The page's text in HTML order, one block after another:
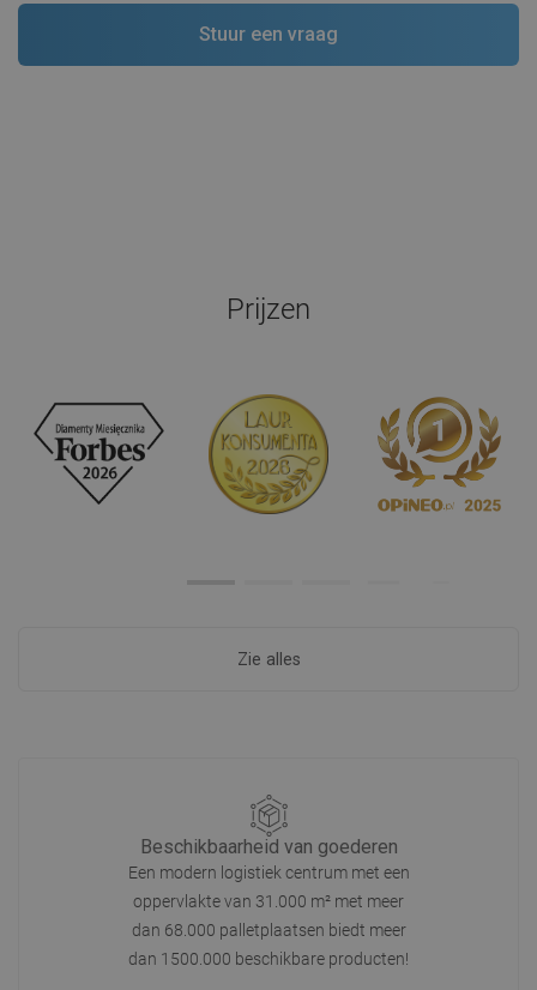
Prijzen
Zie alles
Beschikbaarheid van goederen
Een modern logistiek centrum met een
oppervlakte van 31.000 m² met meer
dan 68.000 palletplaatsen biedt meer
dan 1500.000 beschikbare producten!